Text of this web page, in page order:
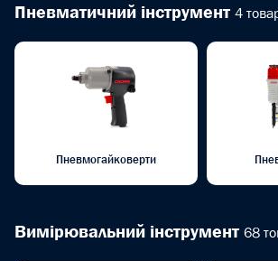
Пневматичний інструмент 4
Пневмогайковерти
Вимірювальний інструмент 68